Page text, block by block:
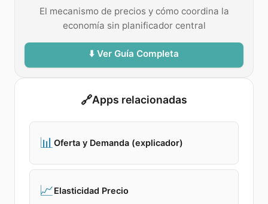
El mecanismo de precios y cómo coordina la
economía sin planificador central
⬇️ Ver Guía Completa
🔗Apps relacionadas
📊Oferta y Demanda (explicador)
📈Elasticidad Precio